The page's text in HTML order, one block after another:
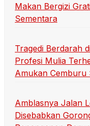
Makan Bergizi
Sementara
Tragedi Berdarah
Profesi Mulia
Amukan Cemburu
Amblasnya Jalan
Disebabkan